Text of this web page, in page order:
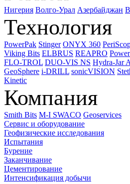
Нигерия Волго-Урал Азербайджан
Технология
PowerPak Stinger ONYX 360
Viking Bits ELBRUS REAPRO
FLO-TROL DUO-VIS NS Hydra-Jar
GeoSphere i-DRILL sonicVISION
Kinetic
Компания
Smith Bits M-I SWACO Geoservices
Сервис и оборудование
Геофизические исследования
Испытания
Бурение
Заканчивание
Цементирование
Интенсификация добычи